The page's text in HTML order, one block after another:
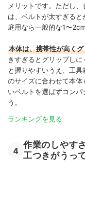
メリットです。ただし
は、ベルトが太すぎる
庭用なら一般的な1〜
本体は、携帯性が高く
きすぎるとグリップし
と握りやすいうえ、工
のサイズに合わせて本
いベルトを選ばずコン
う。
ランキングを見る
4
作業のしやす
工つきがうっ